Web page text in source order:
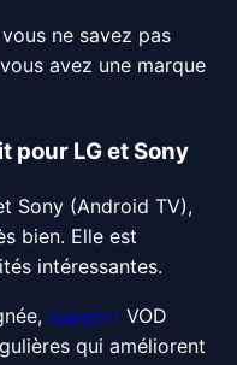
ne savez pas
avez une marque
pour LG et Sony
Sony (Android TV),
bien. Elle est
intéressantes.
support VOD
qui améliorent